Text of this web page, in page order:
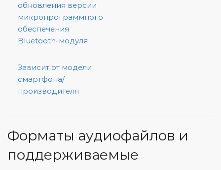
обновления версии
микропрограммного
обеспечения
Bluetooth-модуля
Зависит от модели
смартфона/
производителя
Форматы аудиофайлов и
поддерживаемые